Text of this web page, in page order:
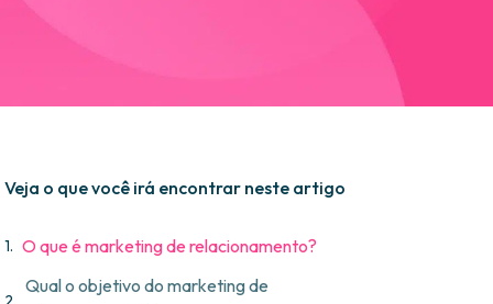
Veja o que você irá encontrar neste artigo
O que é marketing de relacionamento?
Qual o objetivo do marketing de